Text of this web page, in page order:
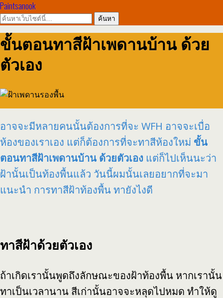
Paintsanook
ขั้นตอนทาสีฝ้าเพดานบ้าน ด้วย
ตัวเอง
อาจจะมีหลายคนนั้นต้องการที่จะ WFH อาจจะเบื่อ
ห้องของเราเอง แต่ก็ต้องการที่จะทาสีห้องใหม่ ขั้น
ตอนทาสีฝ้าเพดานบ้าน ด้วยตัวเอง แต่ก็ไปเห็นนะว่า
ฝ้านั้นเป็นท้องพื้นแล้ว วันนี้ผมนั้นเลยอยากที่จะมา
แนะนำ การทาสีฝ้าท้องพื้น ทายังไงดี
ทาสีฝ้าด้วยตัวเอง
ถ้าเกิดเรานั้นพูดถึงลักษณะของฝ้าท้องพื้น หากเรานั้น
ทาเป็นเวลานาน สีเก่านั้นอาจจะหลุดไปหมด ทำให้ดู